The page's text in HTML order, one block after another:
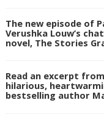
The new episode of
Verushka Louw’s
novel, The Stories
Read an excerpt
hilarious,
bestselling author